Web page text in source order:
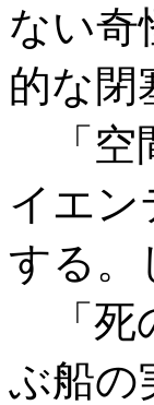
ない奇
的な閉
「空
イエン
する
「死
ぶ船の